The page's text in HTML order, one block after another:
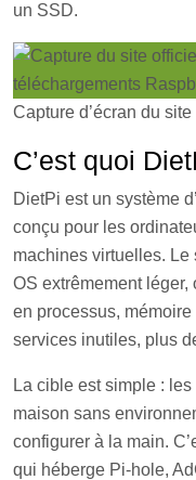
un SSD.
Capture d’écran du
C’est quoi
DietPi est un système
conçu pour les
machines virtuelles. Le
OS extrêmement
en processus,
services inutiles, plus
La cible est simple :
maison sans
configurer à la main.
qui héberge Pi-hole,